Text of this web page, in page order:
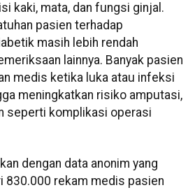
kaki, mata, dan fungsi ginjal.
pasien terhadap
masih lebih rendah
lainnya. Banyak pasien
medis ketika luka atau infeksi
meningkatkan risiko amputasi,
seperti komplikasi operasi
dengan data anonim yang
830.000 rekam medis pasien